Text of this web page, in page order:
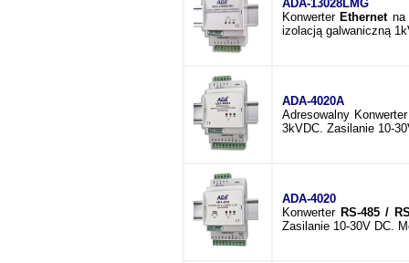
ADA-13028LMG
Konwerter Ethernet
izolacją galwaniczną
ADA-4020A
Adresowalny
3kVDC. Zasilanie 10-
ADA-4020
Konwerter RS-485 /
Zasilanie 10-30V DC.